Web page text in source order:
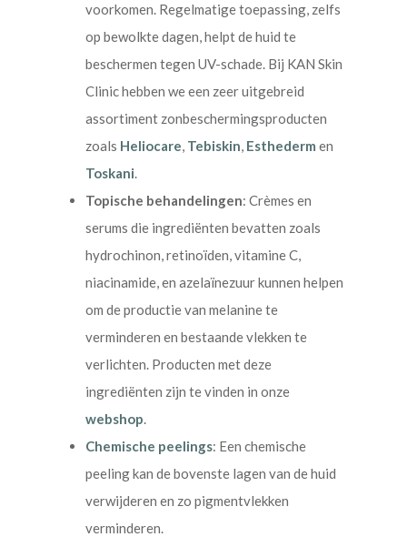
voorkomen. Regelmatige toepassing, zelfs
op bewolkte dagen, helpt de huid te
beschermen tegen UV-schade. Bij KAN Skin
Clinic hebben we een zeer uitgebreid
assortiment zonbeschermingsproducten
zoals Heliocare, Tebiskin, Esthederm en
Toskani.
Topische behandelingen: Crèmes en
serums die ingrediënten bevatten zoals
hydrochinon, retinoïden, vitamine C,
niacinamide, en azelaïnezuur kunnen helpen
om de productie van melanine te
verminderen en bestaande vlekken te
verlichten. Producten met deze
ingrediënten zijn te vinden in onze
webshop.
Chemische peelings: Een chemische
peeling kan de bovenste lagen van de huid
verwijderen en zo pigmentvlekken
verminderen.